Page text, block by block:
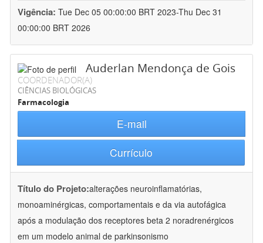
Vigência: Tue Dec 05 00:00:00 BRT 2023-Thu Dec 31
00:00:00 BRT 2026
Auderlan Mendonça de Gois
COORDENADOR(A)
CIÊNCIAS BIOLÓGICAS
Farmacologia
E-mail
Currículo
Título do Projeto:alterações neuroinflamatórias,
monoaminérgicas, comportamentais e da via autofágica
após a modulação dos receptores beta 2 noradrenérgicos
em um modelo animal de parkinsonismo